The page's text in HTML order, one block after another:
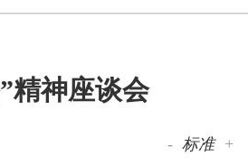
精神座谈会
- 标准 +